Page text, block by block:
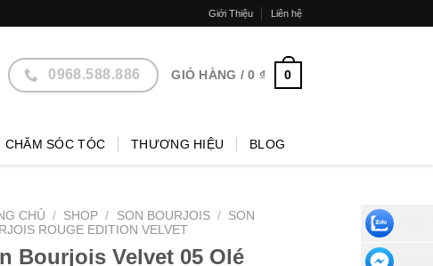
Giới Thiệu Liên hệ
0968.588.886 GIỎ HÀNG /0 ₫ 0
CHĂM SÓC TÓC THƯƠNG HIỆU BLOG
CHỦ / SHOP / SON BOURJOIS /
SON
ROUGE EDITION VELVET
Bourjois Velvet 05 Olé